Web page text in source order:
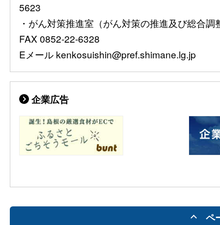
5623
・がん対策推進室（がん対策の推進及び総合
FAX 0852-22-6328
Eメール kenkosuishin@pref.shimane.lg.jp
企業広告
ペ